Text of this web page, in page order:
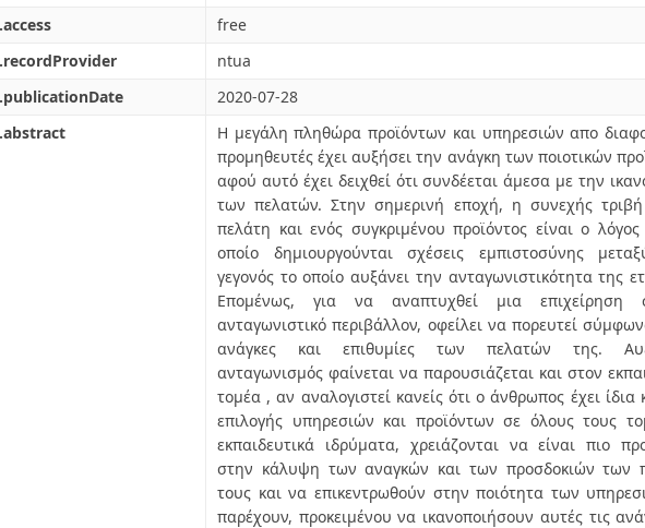
free
ntua
2020-07-28
Η μεγάλη πληθώρα προϊόντων και υπηρεσιών απο
προμηθευτές έχει αυξήσει την ανάγκη των ποιοτικών
αφού αυτό έχει δειχθεί ότι συνδέεται άμεσα με την
των πελατών. Στην σημερινή εποχή, η συνεχής
πελάτη και ενός συγκριμένου προϊόντος είναι ο
οποίο δημιουργούνται σχέσεις εμπιστοσύνης
γεγονός το οποίο αυξάνει την ανταγωνιστικότητα της
Επομένως, για να αναπτυχθεί μια επιχείρηση
ανταγωνιστικό περιβάλλον, οφείλει να πορευτεί
ανάγκες και επιθυμίες των πελατών της.
ανταγωνισμός φαίνεται να παρουσιάζεται και στον
τομέα , αν αναλογιστεί κανείς ότι ο άνθρωπος έχει ίδια
επιλογής υπηρεσιών και προϊόντων σε όλους τους
εκπαιδευτικά ιδρύματα, χρειάζονται να είναι πιο
στην κάλυψη των αναγκών και των προσδοκιών των
τους και να επικεντρωθούν στην ποιότητα των
παρέχουν, προκειμένου να ικανοποιήσουν αυτές τις